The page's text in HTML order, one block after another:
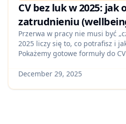
CV bez luk w 2025: jak
zatrudnieniu
freelance,
rekrutację opartą na
Przerwa w pracy nie musi być
2025 liczy się to, co potrafisz i
Pokażemy gotowe formuły do
opiekę, freelancing czy naukę,
December 29, 2025